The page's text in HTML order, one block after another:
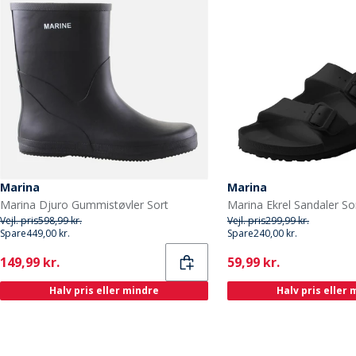
Marina
Marina Djuro Gummistøvler Sort
Vejl. pris598,99 kr.
Spare449,00 kr.
Current
149,99 kr.
Halv pris eller mindre
Marina
Marina Ekrel Sandaler
Vejl. pris299,99 kr.
Spare240,00 kr.
Current
59,99 kr.
Halv pris eller